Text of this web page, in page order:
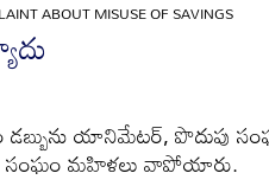
ABOUT MISUSE OF SAVINGS
యానిమేటర్‌, పొదుపు
సంఘం మహిళలు వాపోయారు.